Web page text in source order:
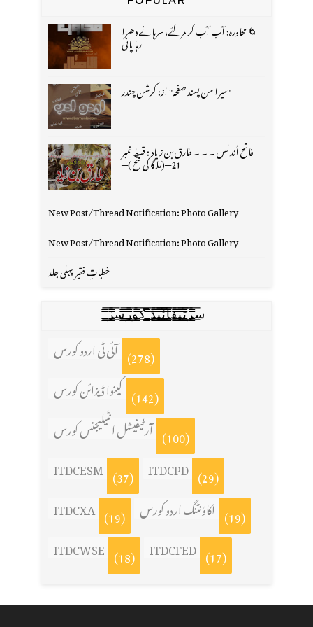
🌀 محاورہ: آب آب کر مر گئے، سرہانے دھرا
رہا پانی
"میرا من پسند صفحہ" از: کرشن چندر
فاتح اُندلس ۔ ۔ ۔ طارق بن زیاد : قسط نمبر
21═(ملاگا کی فتح )═
New Post/Thread Notification: Photo Gallery
New Post/Thread Notification: Photo Gallery
خطباتِ فقیر پہلی جلد
س̳̿͟͞ر̳̿͟͞ٹ̳̿͟͞ی̳̿͟͞ف̳̿͟͞ا̳̿͟͞ي̳̳̿ٔ̿͟͟͞͞ی̳̿͟͞ڈ̳̿͟͞ ̳̿͟͞ک̳̿͟͞و̳̿͟͞ر̳̿͟͞س̳̿͟͞ز̳̿͟͞
آئی ٹی اردو کورس (278)
کینوا ڈیزائن کورس (142)
آرٹیفیشل انٹیلیجنس کورس (100)
ITDCESM (37) ITDCPD (29)
ITDCXA (19) اکاؤنٹنگ اردو کورس (19)
ITDCWSE (18) ITDCFED (17)